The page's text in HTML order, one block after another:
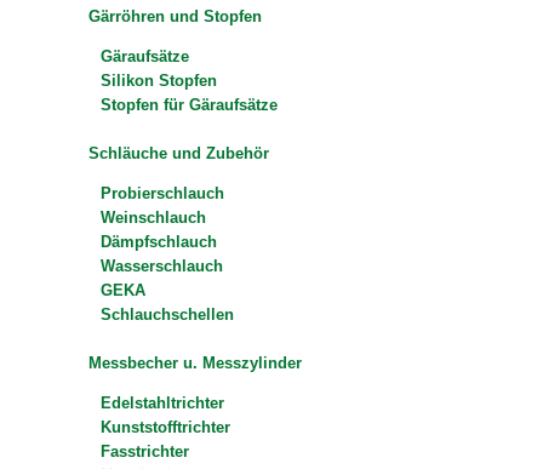
Gärröhren und Stopfen
Gäraufsätze
Silikon Stopfen
Stopfen für Gäraufsätze
Schläuche und Zubehör
Probierschlauch
Weinschlauch
Dämpfschlauch
Wasserschlauch
GEKA
Schlauchschellen
Messbecher u. Messzylinder
Edelstahltrichter
Kunststofftrichter
Fasstrichter